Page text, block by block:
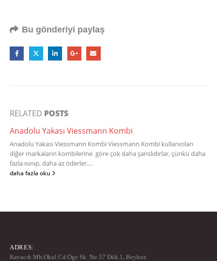
Bu gönderiyi paylaş
RELATED POSTS
Anadolu Yakası Viessmann Kombi
Anadolu Yakası Viessmann Kombi Viessmann Kombi kullanıcıları
diğer markaların kombilerine göre çok daha şanslıdırlar, çünkü daha
fazla ısınıp, daha az öderler....
daha fazla oku
ADRES:
Kavacık Mh.Okul Cd Öge Sk. No:57 Dük.1, Beykoz